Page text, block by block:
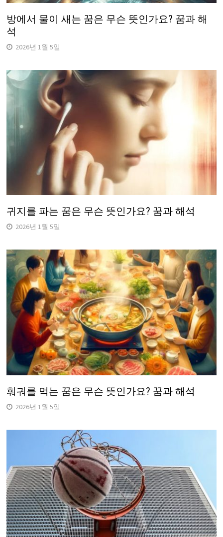
방에서 물이 새는 꿈은 무슨 뜻인가요? 꿈과 해
석
2026년 1월 5일
귀지를 파는 꿈은 무슨 뜻인가요? 꿈과 해석
2026년 1월 5일
훠궈를 먹는 꿈은 무슨 뜻인가요? 꿈과 해석
2026년 1월 5일